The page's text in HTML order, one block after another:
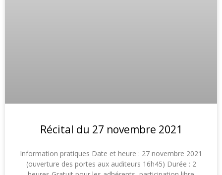
Récital du 27 novembre 2021
Information pratiques Date et heure : 27 novembre 2021
(ouverture des portes aux auditeurs 16h45) Durée : 2